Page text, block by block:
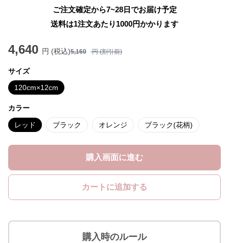
ご注文確定から7~28日でお届け予定
送料は1注文あたり 1000円かかります
4,640 円 (税込)5,160 円 (割引前)
サイズ
120cm×12cm
カラー
レッド ブラック オレンジ ブラック(花柄)
購入画面に進む
カートに追加する
購入時のルール